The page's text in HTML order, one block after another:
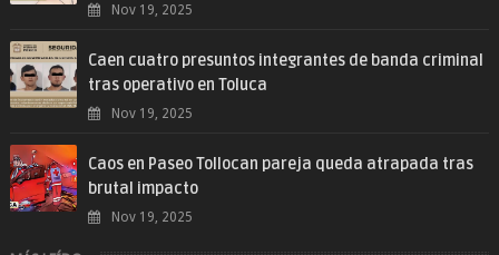
Nov 19, 2025
Caen cuatro presuntos integrantes de banda criminal
tras operativo en Toluca
Nov 19, 2025
Caos en Paseo Tollocan pareja queda atrapada tras
brutal impacto
Nov 19, 2025